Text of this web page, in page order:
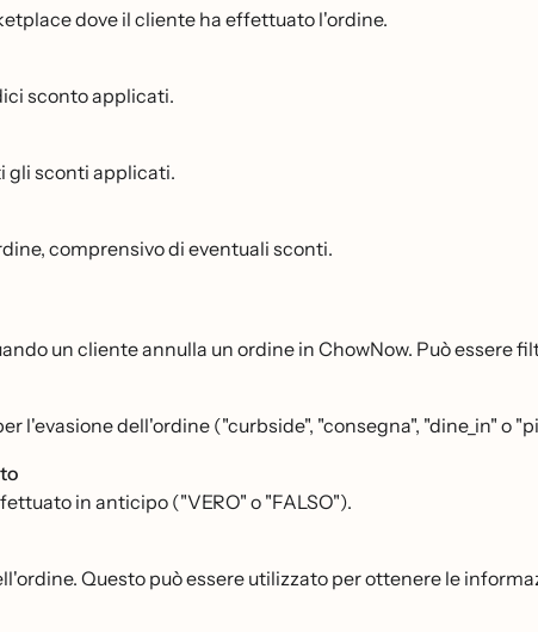
dove il cliente ha effettuato l'ordine.
sconto applicati.
gli sconti applicati.
comprensivo di eventuali sconti.
un cliente annulla un ordine in ChowNow. Può essere
l'evasione dell'ordine ("curbside", "consegna", "dine_in" o
in anticipo ("VERO" o "FALSO").
Questo può essere utilizzato per ottenere le